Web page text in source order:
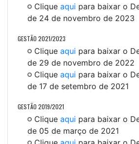
Clique aqui para baixar o
de 24 de novembro de 2023
GESTÃO 2021/2023
Clique aqui para baixar o
de 29 de novembro de 2022
Clique aqui para baixar o
de 17 de setembro de 2021
GESTÃO 2019/2021
Clique aqui para baixar o
de 05 de março de 2021